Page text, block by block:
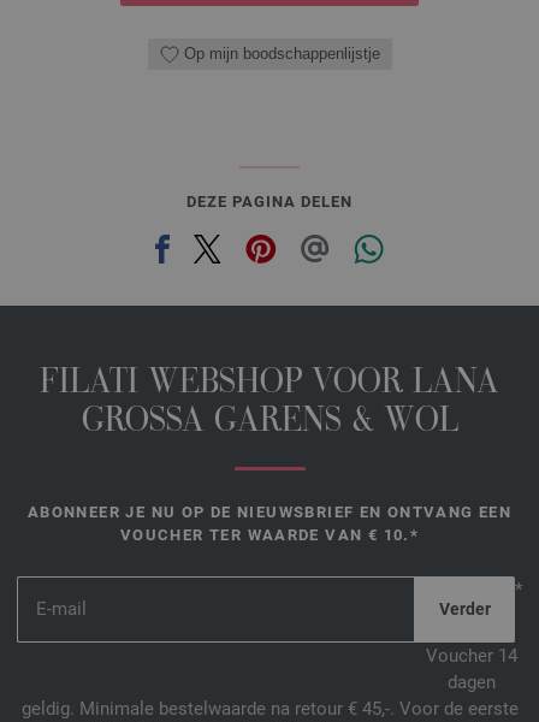
Op mijn boodschappenlijstje
DEZE PAGINA DELEN
FILATI WEBSHOP VOOR LANA
GROSSA GARENS & WOL
ABONNEER JE NU OP DE NIEUWSBRIEF EN ONTVANG EEN
VOUCHER TER WAARDE VAN € 10.*
*
Voucher 14
dagen
geldig. Minimale bestelwaarde na retour € 45,-. Voor de eerste